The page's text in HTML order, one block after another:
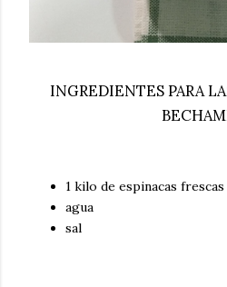
INGREDIENTES PARA
1 kilo de espinacas
agua
sal